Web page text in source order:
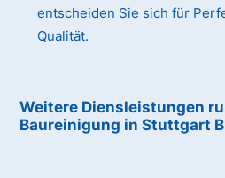
entscheiden Sie sich für
Qualität.
Weitere Diensleistungen
Baureinigung in Stuttgart